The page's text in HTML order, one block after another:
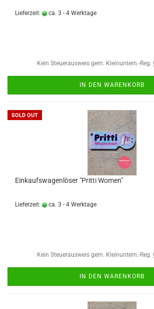
Lieferzeit: ca. 3 - 4 Werktage
Kein Steuerausweis gem. Kleinuntern.-Reg.
IN DEN WARENKORB
SOLD OUT
Einkaufswagenlöser "Pritti Women"
Lieferzeit: ca. 3 - 4 Werktage
Kein Steuerausweis gem. Kleinuntern.-Reg.
IN DEN WARENKORB